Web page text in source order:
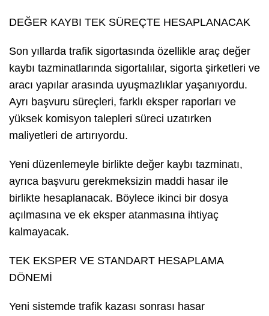
DEĞER KAYBI TEK SÜREÇTE HESAPLANACAK
Son yıllarda trafik sigortasında özellikle araç değer
kaybı tazminatlarında sigortalılar, sigorta şirketleri ve
aracı yapılar arasında uyuşmazlıklar yaşanıyordu.
Ayrı başvuru süreçleri, farklı eksper raporları ve
yüksek komisyon talepleri süreci uzatırken
maliyetleri de artırıyordu.
Yeni düzenlemeyle birlikte değer kaybı tazminatı,
ayrıca başvuru gerekmeksizin maddi hasar ile
birlikte hesaplanacak. Böylece ikinci bir dosya
açılmasına ve ek eksper atanmasına ihtiyaç
kalmayacak.
TEK EKSPER VE STANDART HESAPLAMA
DÖNEMİ
Yeni sistemde trafik kazası sonrası hasar